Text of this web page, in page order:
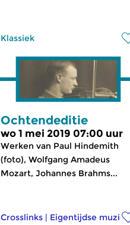
Klassiek
Ochtendeditie
wo 1 mei 2019 07:00 uur
Werken van Paul Hindemith
(foto), Wolfgang Amadeus
Mozart, Johannes Brahms...
Crosslinks | Eigentijdse muziek